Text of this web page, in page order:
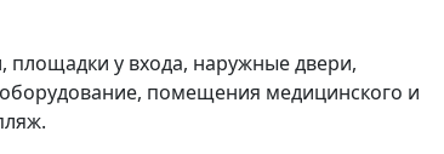
площадки у входа, наружные двери,
помещения медицинского и